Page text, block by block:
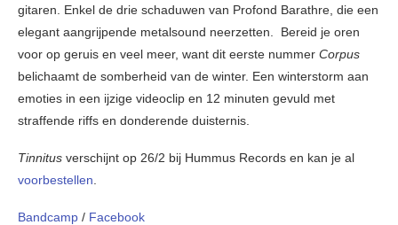
gitaren. Enkel de drie schaduwen van Profond Barathre, die een
elegant aangrijpende metalsound neerzetten. Bereid je oren
voor op geruis en veel meer, want dit eerste nummer Corpus
belichaamt de somberheid van de winter. Een winterstorm aan
emoties in een ijzige videoclip en 12 minuten gevuld met
straffende riffs en donderende duisternis.
Tinnitus verschijnt op 26/2 bij Hummus Records en kan je al
voorbestellen
Bandcamp / Facebook